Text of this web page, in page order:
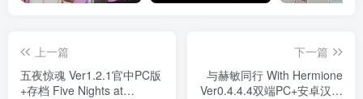
上一篇
五夜惊魂 Ver1.2.1官中PC版
+存档 Five Nights at
下一篇
与赫敏同行 With Hermione
Ver0.4.4.4双端PC+安卓汉化